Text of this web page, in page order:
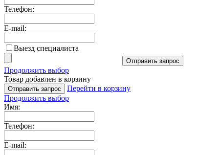
Телефон:
E-mail:
Выезд специалиста
Отправить запрос
Продолжить выбор
Товар добавлен в корзину
Отправить запрос
Перейти в корзину
Продолжить выбор
Имя:
Телефон:
E-mail: